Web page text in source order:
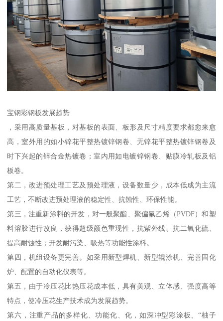
宝钢彩钢板发展趋势
，采用高质量基板，对基板的表面、板形及尺寸精度要求都愈来愈
高，室外用的如小锌花平整热镀锌钢卷、无锌花平整热镀锌钢卷及
时下兴起的锌合金热镀卷；室内用如电镀锌钢卷、贴膜冷轧板及铝
板卷。
第二，改进预处理工艺及预处理液，设备数量少，成本低成为主流
工艺，不断改进预处理液的稳定性、抗蚀性、环保性能。
第三，注重新涂料的开发，对一般聚酯、聚偏氟乙烯（PVDF）和塑
料溶胶进行改良，获得超级颜色重现性，抗紫外线、抗二氧化硫、
提高耐蚀性；开发耐污染、吸热等功能性涂料。
第四，机组设备更完善。如采用新型焊机、新型辊涂机、完善固化
炉、配置的自动化仪表等。
第五，由于冷压花比热压花成本低，具有美观、立体感、强度高等
特点，使冷压花生产技术成为发展趋势。
第六，注重产品的多样化、功能化、化，如深冲型彩涂板、“柚子